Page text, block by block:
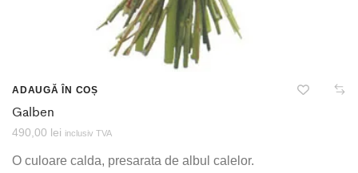
ADAUGĂ ÎN COȘ
Galben
490,00 lei inclusiv TVA
O culoare calda, presarata de albul calelor.